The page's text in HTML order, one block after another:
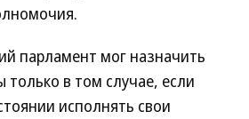
парламент мог назначить
в том случае, если
исполнять свои